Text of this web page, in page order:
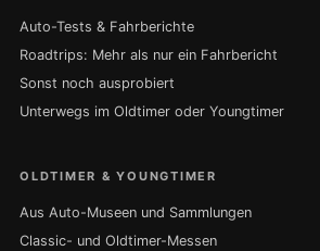
Auto-Tests & Fahrberichte
Roadtrips: Mehr als nur ein Fahrbericht
Sonst noch ausprobiert
Unterwegs im Oldtimer oder Youngtimer
OLDTIMER & YOUNGTIMER
Aus Auto-Museen und Sammlungen
Classic- und Oldtimer-Messen